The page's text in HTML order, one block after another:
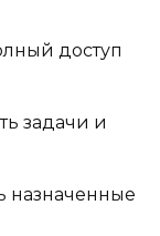
доступ
задачи и
назначенные